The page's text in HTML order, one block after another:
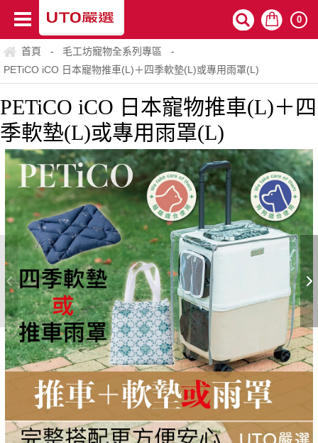
0
首頁 - 毛工坊寵物全系列專區 -
PETiCO iCO 日本寵物推車(L)＋四季軟墊(L)或專用雨罩(L)
PETiCO iCO 日本寵物推車(L)＋四
季軟墊(L)或專用雨罩(L)